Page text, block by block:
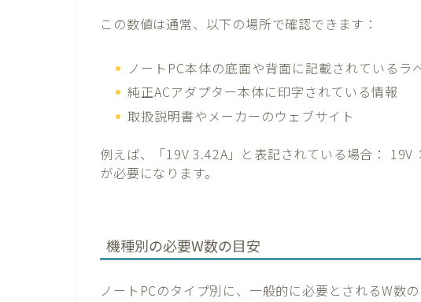
この数値は通常、以下の場所で確認できます：
ノートPC本体の底面や背面に記載されているラ
純正ACアダプター本体に印字されている情報
取扱説明書やメーカーのウェブサイト
例えば、「19V 3.42A」と表記されている場合：
が必要になります。
機種別の必要W数の目安
ノートPCのタイプ別に、一般的に必要とされるW数